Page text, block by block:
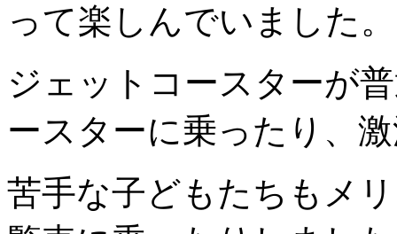
って楽しんでいました。
ジェットコースターが
ースターに乗ったり、
苦手な子どもたちもメ